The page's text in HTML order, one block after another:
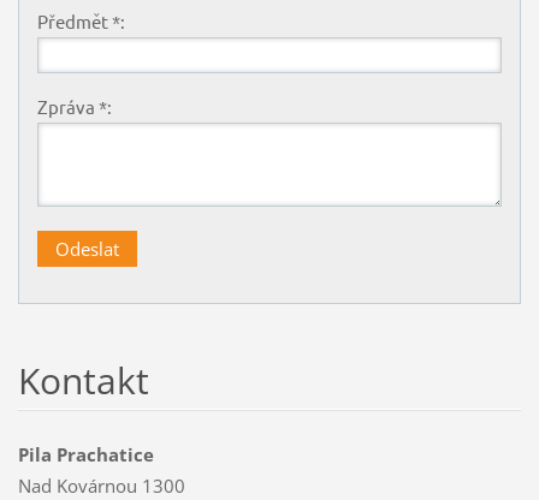
Předmět *:
Zpráva *:
Kontakt
Pila Prachatice
Nad Kovárnou 1300